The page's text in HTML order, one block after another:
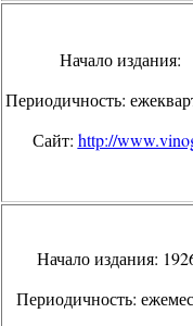
Начало издания:
Периодичность:
Сайт: http://
Начало издания:
Периодичность: